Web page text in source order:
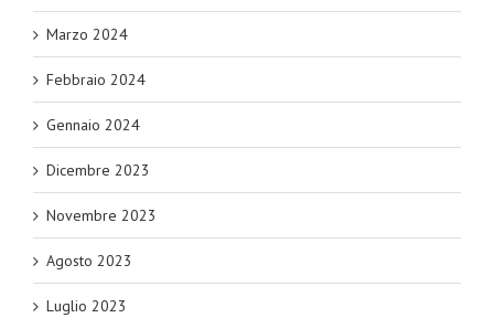
Marzo 2024
Febbraio 2024
Gennaio 2024
Dicembre 2023
Novembre 2023
Agosto 2023
Luglio 2023